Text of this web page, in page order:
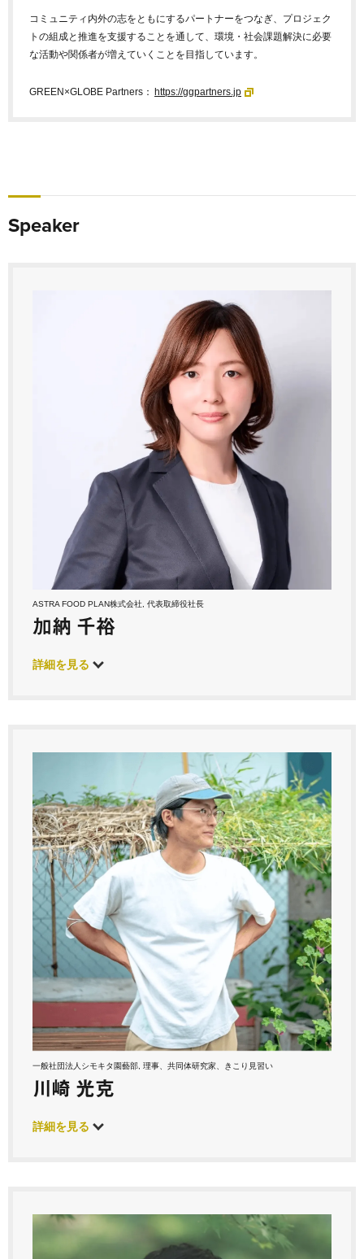
コミュニティ内外の志をともにするパートナーをつなぎ、プロジェク
トの組成と推進を支援することを通して、環境・社会課題解決に必要
な活動や関係者が増えていくことを目指しています。
GREEN×GLOBE Partners： https://ggpartners.jp
Speaker
ASTRA FOOD PLAN株式会社, 代表取締役社長
加納 千裕
詳細を見る
一般社団法人シモキタ園藝部, 理事、共同体研究家、きこり見習い
川崎 光克
詳細を見る